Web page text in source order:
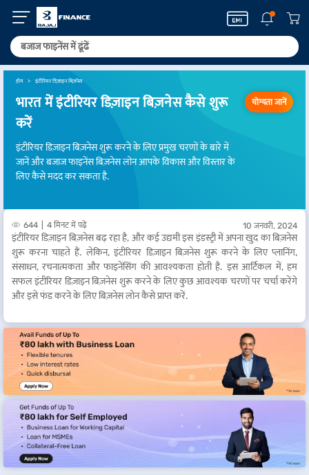
होम इंटीरियर डिज़ाइन बिज़नेस
भारत में इंटीरियर डिज़ाइन बिज़नेस कैसे शुरू
करें
इंटीरियर डिज़ाइन बिज़नेस शुरू करने के लिए प्रमुख चरणों के बारे में
जानें और बजाज फाइनेंस बिज़नेस लोन आपके विकास और विस्तार के
लिए कैसे मदद कर सकता है.
योग्यता जानें
644 4 मिनट में पढ़ें 10 जनवरी, 2024
इंटीरियर डिज़ाइन बिज़नेस बढ़ रहा है, और कई उद्यमी इस इंडस्ट्री में अपना खुद का बिज़नेस
शुरू करना चाहते हैं. लेकिन, इंटीरियर डिज़ाइन बिज़नेस शुरू करने के लिए प्लानिंग,
संसाधन, रचनात्मकता और फाइनेंसिंग की आवश्यकता होती है. इस आर्टिकल में, हम
सफल इंटीरियर डिज़ाइन बिज़नेस शुरू करने के लिए कुछ आवश्यक चरणों पर चर्चा करेंगे
और इसे फंड करने के लिए बिज़नेस लोन कैसे प्राप्त करें.